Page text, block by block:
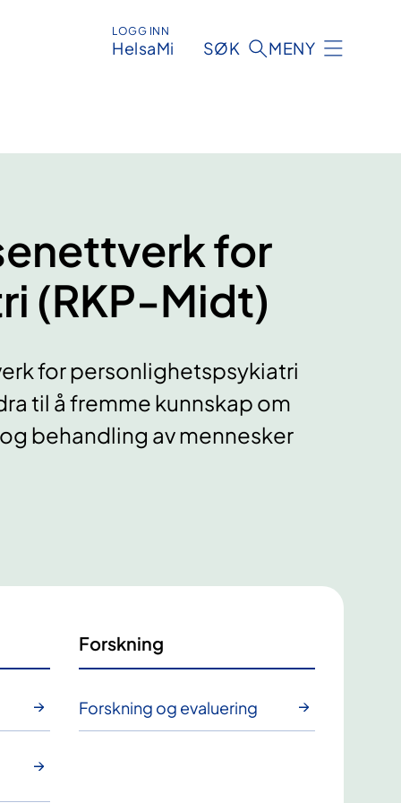
LOGG INN
HelsaMi SØK MENY
for
(RKP-Midt)
for personlighetspsykiatri
til å fremme kunnskap om
behandling av mennesker
Forskning
Forskning og evaluering